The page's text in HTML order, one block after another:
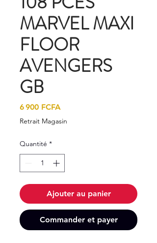
MARVEL MAXI
FLOOR
AVENGERS
GB
6 900 FCFA
Retrait Magasin
Quantité *
Ajouter au panier
Commander et payer